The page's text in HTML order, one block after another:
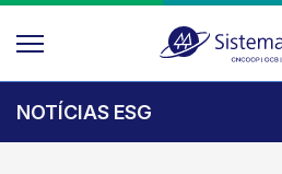
NOTÍCIAS ESG